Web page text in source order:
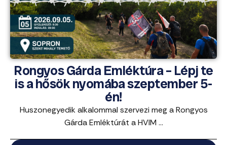
Rongyos Gárda Emléktúra – Lépj te
is a hősök nyomába szeptember 5-
én!
Huszonegyedik alkalommal szervezi meg a Rongyos
Gárda Emléktúrát a HVIM ...